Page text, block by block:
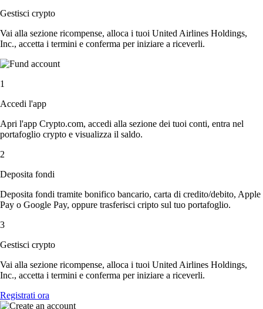
Gestisci crypto
Vai alla sezione ricompense, alloca i tuoi United Airlines Holdings,
Inc., accetta i termini e conferma per iniziare a riceverli.
1
Accedi l'app
Apri l'app Crypto.com, accedi alla sezione dei tuoi conti, entra nel
portafoglio crypto e visualizza il saldo.
2
Deposita fondi
Deposita fondi tramite bonifico bancario, carta di credito/debito, Apple
Pay o Google Pay, oppure trasferisci cripto sul tuo portafoglio.
3
Gestisci crypto
Vai alla sezione ricompense, alloca i tuoi United Airlines Holdings,
Inc., accetta i termini e conferma per iniziare a riceverli.
Registrati ora